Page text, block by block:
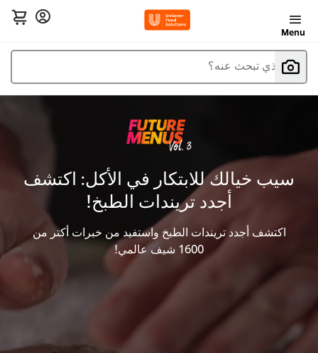
Menu
ما الذي تبحث عنه؟
سيب خيالك للابتكار في الأكل: اكتشف
أجدد تريندات الطبخ!
اكتشف أجدد تريندات الطبخ واستفيد من خبرات أكتر من
1600 شيف عالمي!